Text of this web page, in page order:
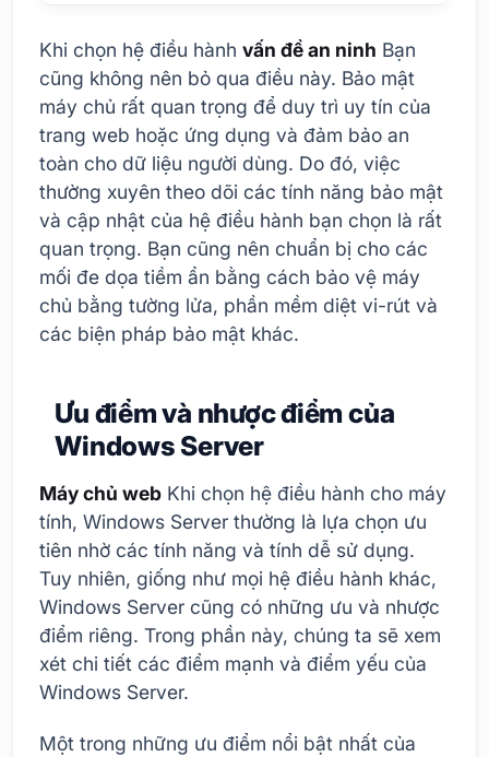
Khi chọn hệ điều hành vấn đề an ninh Bạn
cũng không nên bỏ qua điều này. Bảo mật
máy chủ rất quan trọng để duy trì uy tín của
trang web hoặc ứng dụng và đảm bảo an
toàn cho dữ liệu người dùng. Do đó, việc
thường xuyên theo dõi các tính năng bảo mật
và cập nhật của hệ điều hành bạn chọn là rất
quan trọng. Bạn cũng nên chuẩn bị cho các
mối đe dọa tiềm ẩn bằng cách bảo vệ máy
chủ bằng tường lửa, phần mềm diệt vi-rút và
các biện pháp bảo mật khác.
Ưu điểm và nhược điểm của
Windows Server
Máy chủ web Khi chọn hệ điều hành cho máy
tính, Windows Server thường là lựa chọn ưu
tiên nhờ các tính năng và tính dễ sử dụng.
Tuy nhiên, giống như mọi hệ điều hành khác,
Windows Server cũng có những ưu và nhược
điểm riêng. Trong phần này, chúng ta sẽ xem
xét chi tiết các điểm mạnh và điểm yếu của
Windows Server.
Một trong những ưu điểm nổi bật nhất của